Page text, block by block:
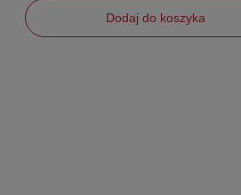
Dodaj do koszyka